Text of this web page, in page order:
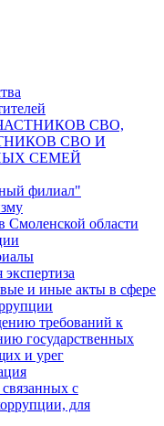
СВО,
СВО И
СЕМЕЙ
филиал"
области
и иные акты в сфере
требований к
государственных
и урег
с
для